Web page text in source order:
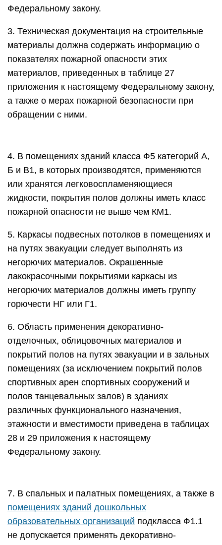
Федеральному закону.
3. Техническая документация на строительные
материалы должна содержать информацию о
показателях пожарной опасности этих
материалов, приведенных в таблице 27
приложения к настоящему Федеральному закону,
а также о мерах пожарной безопасности при
обращении с ними.
4. В помещениях зданий класса Ф5 категорий А,
Б и В1, в которых производятся, применяются
или хранятся легковоспламеняющиеся
жидкости, покрытия полов должны иметь класс
пожарной опасности не выше чем КМ1.
5. Каркасы подвесных потолков в помещениях и
на путях эвакуации следует выполнять из
негорючих материалов. Окрашенные
лакокрасочными покрытиями каркасы из
негорючих материалов должны иметь группу
горючести НГ или Г1.
6. Область применения декоративно-
отделочных, облицовочных материалов и
покрытий полов на путях эвакуации и в зальных
помещениях (за исключением покрытий полов
спортивных арен спортивных сооружений и
полов танцевальных залов) в зданиях
различных функционального назначения,
этажности и вместимости приведена в таблицах
28 и 29 приложения к настоящему
Федеральному закону.
7. В спальных и палатных помещениях, а также в
помещениях зданий дошкольных
образовательных организаций подкласса Ф1.1
не допускается применять декоративно-